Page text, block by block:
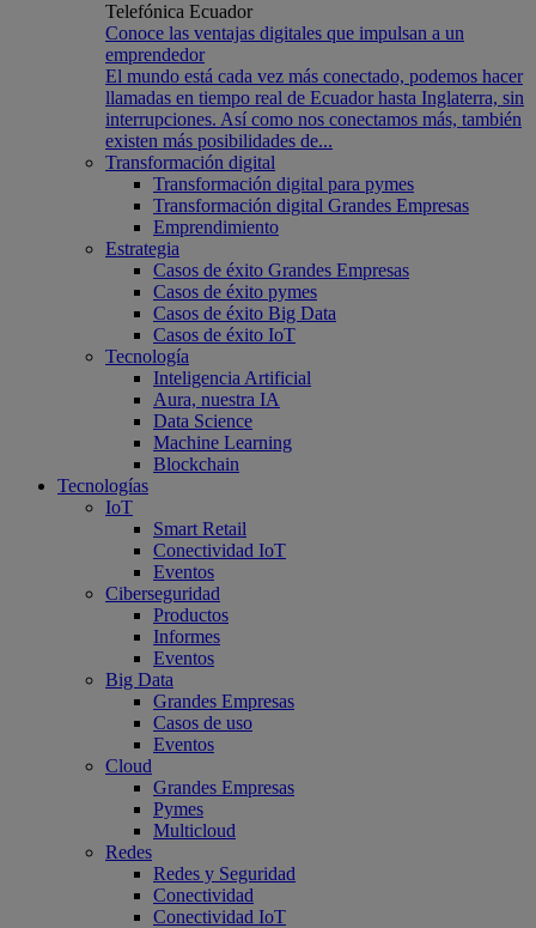
Telefónica Ecuador
Conoce las ventajas digitales que impulsan a un
emprendedor
El mundo está cada vez más conectado, podemos hacer
llamadas en tiempo real de Ecuador hasta Inglaterra, sin
interrupciones. Así como nos conectamos más, también
existen más posibilidades de...
Transformación digital
Transformación digital para pymes
Transformación digital Grandes Empresas
Emprendimiento
Estrategia
Casos de éxito Grandes Empresas
Casos de éxito pymes
Casos de éxito Big Data
Casos de éxito IoT
Tecnología
Inteligencia Artificial
Aura, nuestra IA
Data Science
Machine Learning
Blockchain
Tecnologías
IoT
Smart Retail
Conectividad IoT
Eventos
Ciberseguridad
Productos
Informes
Eventos
Big Data
Grandes Empresas
Casos de uso
Eventos
Cloud
Grandes Empresas
Pymes
Multicloud
Redes
Redes y Seguridad
Conectividad
Conectividad IoT